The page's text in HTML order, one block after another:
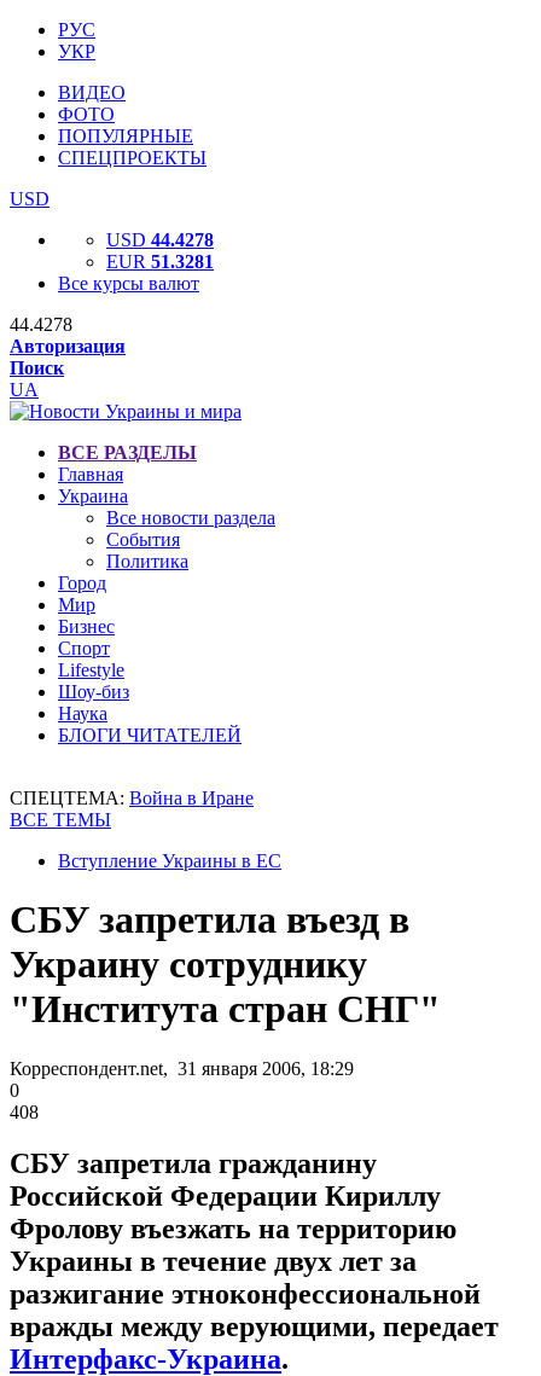
РУС
УКР
ВИДЕО
ФОТО
ПОПУЛЯРНЫЕ
СПЕЦПРОЕКТЫ
USD
USD 44.4278
EUR 51.3281
Все курсы валют
44.4278
Авторизация
Поиск
UA
ВСЕ РАЗДЕЛЫ
Главная
Украина
Все новости раздела
События
Политика
Город
Мир
Бизнес
Спорт
Lifestyle
Шоу-биз
Наука
БЛОГИ ЧИТАТЕЛЕЙ
СПЕЦТЕМА: Война в Иране
ВСЕ ТЕМЫ
Вступление Украины в ЕС
СБУ запретила въезд в
Украину сотруднику
"Института стран СНГ"
Корреспондент.net, 31 января 2006, 18:29
0
408
СБУ запретила гражданину
Российской Федерации Кириллу
Фролову въезжать на территорию
Украины в течение двух лет за
разжигание этноконфессиональной
вражды между верующими, передает
Интерфакс-Украина.